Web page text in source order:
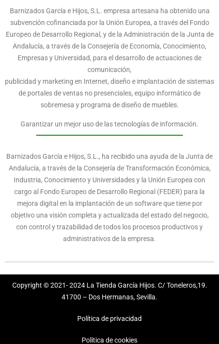
Barnizados García e Hijos, S.L. empresa artesana ha obtenido una
subvención cofinanciada por la Unión Europea, a través del Fondo
Europeo de Desarrollo Regional, y de la Administración de la Junta de
Andalucía, a través de la Consejería de Economía, Conocimiento,
Empresas y Universidad, para el desarrollo de actuaciones de
comunicación,
publicidad y marketing en Internet, diseño e implantación de sistemas
de portales de ventas no presenciales, equipo informático de
sobremesa y programa de diseño de muebles.
Garantizar un mejor uso de las tecnologías de información.
Barnizados García e Hijos, S.L., ha recibido una ayuda de la Junta de
Andalucía, a través de la Consejería de Transformación Económica,
Industria, Conocimiento y Universidades y la Unión Europea con
cargo al Fondo Europeo de Desarrollo Regional (FEDER) para la
mejora digital en la implantación de un software que tiene por
objetivo una visión completa y actualizada del estado del negocio,
con control y trazabilidad de todos los procesos productivos y
administrativos de la empresa.
Copyright © 2021- 2024 La Tienda García Hijos. C/ Toneleros,19.
41700 – Dos Hermanas, Sevilla.
Política de privacidad
Política de cookies